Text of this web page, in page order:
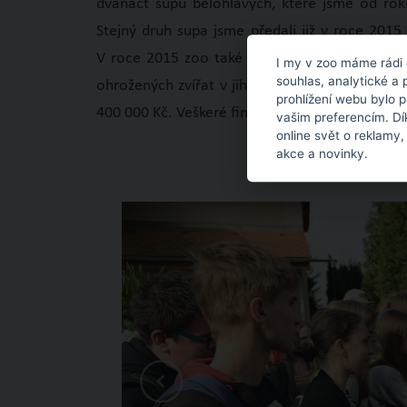
dvanáct supů bělohlavých, které jsme od
Stejný druh supa jsme předali již v roce
V roce 2015 zoo také rozběhla finanční
ohrožených zvířat v jihoafrickém národním
400 000 Kč. Veškeré finance byly použity na
I my v zoo máme rádi
souhlas, analytické a
prohlížení webu bylo
vašim preferencím.
online svět o
akce a novinky.